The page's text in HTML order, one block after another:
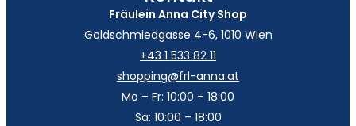
Fräulein Anna City Shop
Goldschmiedgasse 4-6, 1010 Wien
+43 1 533 82 11
shopping@frl-anna.at
Mo – Fr: 10:00 – 18:00
Sa: 10:00 – 18:00